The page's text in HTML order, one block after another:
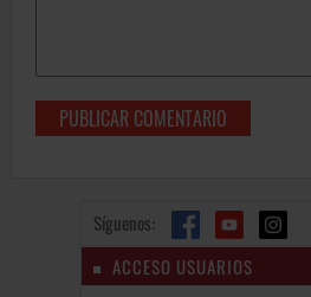
Síguenos:
ACCESO USUARIOS